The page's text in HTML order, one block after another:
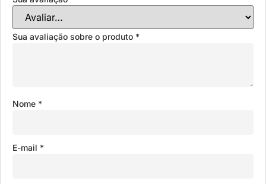
Sua avaliação sobre o produto *
Nome *
E-mail *